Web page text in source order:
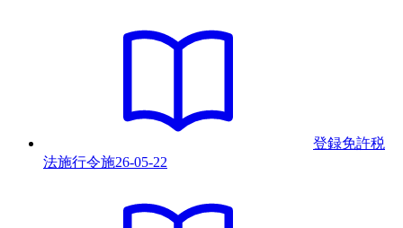
登録免許税
法施行令施26-05-22